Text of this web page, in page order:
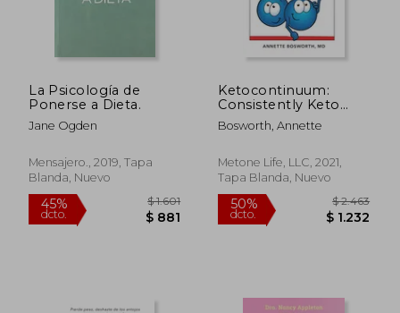
La Psicología de
Ponerse a Dieta.
Jane Ogden
Mensajero., 2019, Tapa
Blanda, Nuevo
Ketocontinuum:
Consistently Keto
Diet for Life (en
Inglés)
Bosworth, Annette
Metone Life, LLC, 2021,
Tapa Blanda, Nuevo